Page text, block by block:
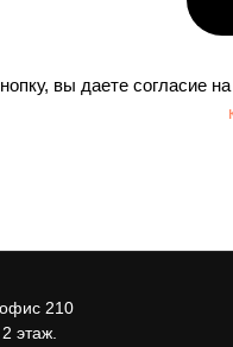
вы даете согласие
офис 210
этаж.